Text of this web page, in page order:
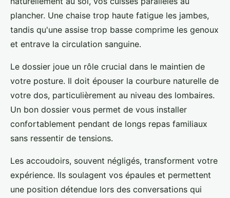
plancher. Une chaise trop haute fatigue les jambes,
tandis qu'une assise trop basse comprime les genoux
et entrave la circulation sanguine.
Le dossier joue un rôle crucial dans le maintien de
votre posture. Il doit épouser la courbure naturelle de
votre dos, particulièrement au niveau des lombaires.
Un bon dossier vous permet de vous installer
confortablement pendant de longs repas familiaux
sans ressentir de tensions.
Les accoudoirs, souvent négligés, transforment votre
expérience. Ils soulagent vos épaules et permettent
une position détendue lors des conversations qui